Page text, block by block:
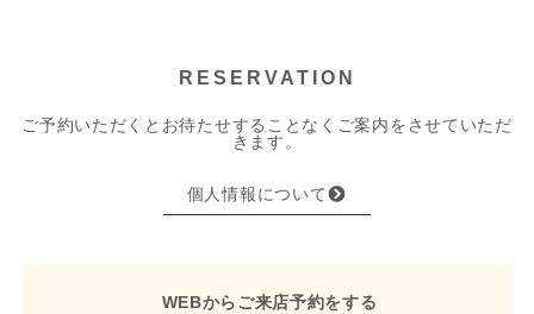
RESERVATION
ご予約いただくとお待たせすることなくご案内をさせていただ
きます。
個人情報について
WEBからご来店予約をする